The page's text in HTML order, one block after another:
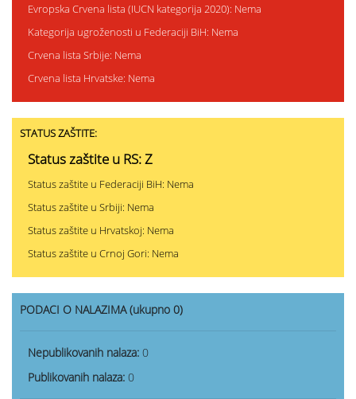
Evropska Crvena lista (IUCN kategorija 2020): Nema
Kategorija ugroženosti u Federaciji BiH: Nema
Crvena lista Srbije: Nema
Crvena lista Hrvatske: Nema
STATUS ZAŠTITE:
Status zaštite u RS: Z
Status zaštite u Federaciji BiH: Nema
Status zaštite u Srbiji: Nema
Status zaštite u Hrvatskoj: Nema
Status zaštite u Crnoj Gori: Nema
PODACI O NALAZIMA (ukupno 0)
Nepublikovanih nalaza: 0
Publikovanih nalaza: 0